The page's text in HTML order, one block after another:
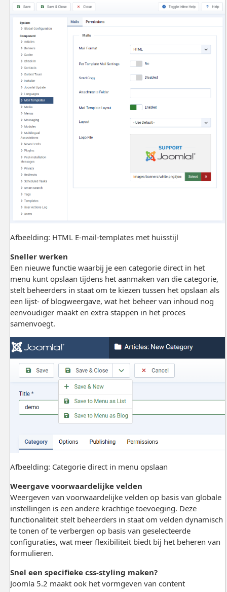
Afbeelding: HTML E-mail-templates met huisstijl
Sneller werken
Een nieuwe functie waarbij je een categorie direct in het
menu kunt opslaan tijdens het aanmaken van die categorie,
stelt beheerders in staat om te kiezen tussen het opslaan als
een lijst- of blogweergave, wat het beheer van inhoud nog
eenvoudiger maakt en extra stappen in het proces
samenvoegt.
Afbeelding: Categorie direct in menu opslaan
Weergave voorwaardelijke velden
Weergeven van voorwaardelijke velden op basis van globale
instellingen is een andere krachtige toevoeging. Deze
functionaliteit stelt beheerders in staat om velden dynamisch
te tonen of te verbergen op basis van geselecteerde
configuraties, wat meer flexibiliteit biedt bij het beheren van
formulieren.
Snel een specifieke css-styling maken?
Joomla 5.2 maakt ook het vormgeven van content